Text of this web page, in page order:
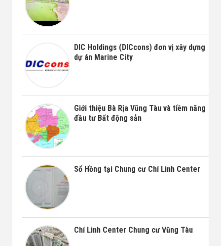
DIC Holdings (DICcons) đơn vị xây dựng
dự án Marine City
Giới thiệu Bà Rịa Vũng Tàu và tiềm năng
đầu tư Bất động sản
Sổ Hồng tại Chung cư Chí Linh Center
Chí Linh Center Chung cư Vũng Tàu